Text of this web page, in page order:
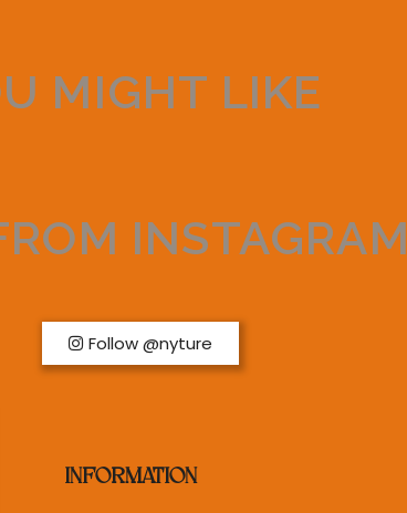
MIGHT LIKE
INSTAGRAM
Follow @nyture
INFORMATION